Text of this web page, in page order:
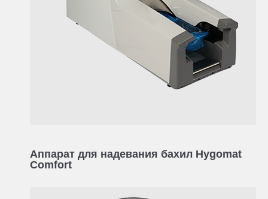
Аппарат для надевания бахил Hygomat
Comfort